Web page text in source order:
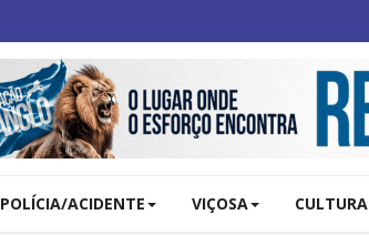
POLÍCIA/ACIDENTE VIÇOSA CULTURA